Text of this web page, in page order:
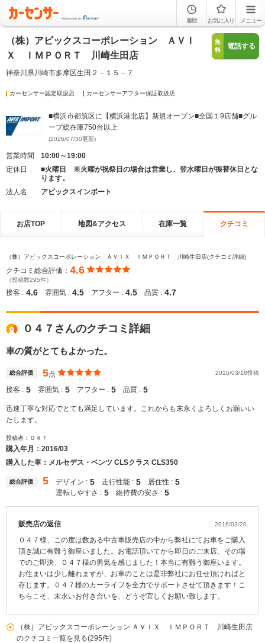
履歴 お気に入り メニュー
（株）アビックスコーポレーション ＡＶＩ
Ｘ ＩＭＰＯＲＴ 川崎生田店
神奈川県川崎市多摩区生田２－１５－７
無
料
電話する
カーセンサー認定取扱店 カーセンサーアフター保証取扱店
■横浜市都筑区に【横浜港北店】新規オープン■全国１9店舗■グル
ープ総在庫750台以上
(2026/07/30更新)
営業時間
10:00～19:00
定休日
■火曜日 ※火曜が祝祭日の場合は営業し、翌水曜日が振替休日とな
ります。
法人名
アビックスインポート
お店TOP 地図&アクセス 在庫一覧 クチコミ
（株）アビックスコーポレーション ＡＶＩＸ ＩＭＰＯＲＴ 川崎生田店(クチコミ詳細)
クチコミ総合評価： 4.6
（投稿数295件）
接客 : 4.6 雰囲気 : 4.5 アフター : 4.5 品質 : 4.7
０４７さんのクチコミ詳細
車の質がとてもよかった。
総合評価 5点 2016/03/18投稿
接客 : 5 雰囲気 : 5 アフター : 5 品質 : 5
迅速丁寧な対応でとても満足しています。これからも末永くよろしくお願いい
たします。
投稿者：０４７
購入年月： 2016/03
購入した車：メルセデス・ベンツ CLSクラス CLS350
総合評価 5 デザイン : 5 走行性能 : 5 居住性 : 5
運転しやすさ : 5 維持費の安さ : 5
販売店の返信 2016/03/20
０４７様、この度は数ある中古車販売店の中から弊社にてお車をご購入
頂き誠に有難う御座いました。お電話頂いてから即日のご来店、その場
でのご即決、０４７様の男気を感じました！本当に有難う御座います。
お住まいは少し離れますが、お車のことは是非弊社にお任せ頂ければと
存じます。０４７様のカーライフを全力でサポートさせて頂きます！こ
ちらこそ、末永いお付き合いを、どうぞ宜しくお願い致します。
（株）アビックスコーポレーション ＡＶＩＸ ＩＭＰＯＲＴ 川崎生田店
のクチコミ一覧を見る(295件)